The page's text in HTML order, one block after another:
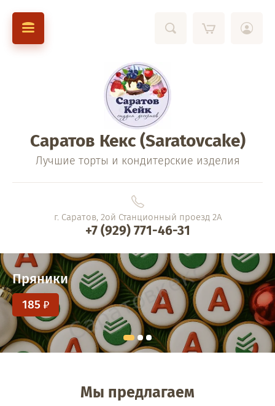
Саратов Кекс (Saratovcake)
Лучшие торты и кондитерские изделия
г. Саратов, 2ой Станционный проезд 2А
+7 (929) 771-46-31
Пряники
185
Мы предлагаем